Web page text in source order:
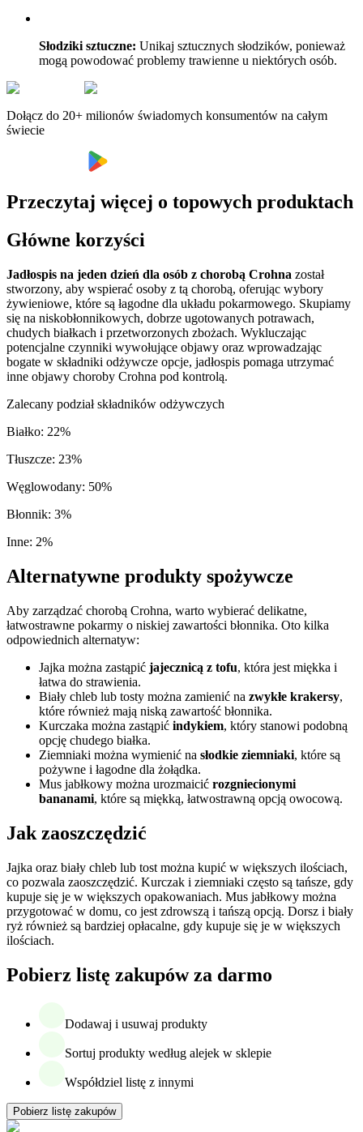
Słodziki sztuczne: Unikaj sztucznych słodzików, ponieważ
mogą powodować problemy trawienne u niektórych osób.
Dołącz do 20+ milionów świadomych konsumentów na całym
świecie
Przeczytaj więcej o topowych produktach
Główne korzyści
Jadłospis na jeden dzień dla osób z chorobą Crohna został
stworzony, aby wspierać osoby z tą chorobą, oferując wybory
żywieniowe, które są łagodne dla układu pokarmowego. Skupiamy
się na niskobłonnikowych, dobrze ugotowanych potrawach,
chudych białkach i przetworzonych zbożach. Wykluczając
potencjalne czynniki wywołujące objawy oraz wprowadzając
bogate w składniki odżywcze opcje, jadłospis pomaga utrzymać
inne objawy choroby Crohna pod kontrolą.
Zalecany podział składników odżywczych
Białko: 22%
Tłuszcze: 23%
Węglowodany: 50%
Błonnik: 3%
Inne: 2%
Alternatywne produkty spożywcze
Aby zarządzać chorobą Crohna, warto wybierać delikatne,
łatwostrawne pokarmy o niskiej zawartości błonnika. Oto kilka
odpowiednich alternatyw:
Jajka można zastąpić jajecznicą z tofu, która jest miękka i
łatwa do strawienia.
Biały chleb lub tosty można zamienić na zwykłe krakersy,
które również mają niską zawartość błonnika.
Kurczaka można zastąpić indykiem, który stanowi podobną
opcję chudego białka.
Ziemniaki można wymienić na słodkie ziemniaki, które są
pożywne i łagodne dla żołądka.
Mus jabłkowy można urozmaicić rozgniecionymi
bananami, które są miękką, łatwostrawną opcją owocową.
Jak zaoszczędzić
Jajka oraz biały chleb lub tost można kupić w większych ilościach,
co pozwala zaoszczędzić. Kurczak i ziemniaki często są tańsze, gdy
kupuje się je w większych opakowaniach. Mus jabłkowy można
przygotować w domu, co jest zdrowszą i tańszą opcją. Dorsz i biały
ryż również są bardziej opłacalne, gdy kupuje się je w większych
ilościach.
Pobierz listę zakupów za darmo
Dodawaj i usuwaj produkty
Sortuj produkty według alejek w sklepie
Współdziel listę z innymi
Pobierz listę zakupów